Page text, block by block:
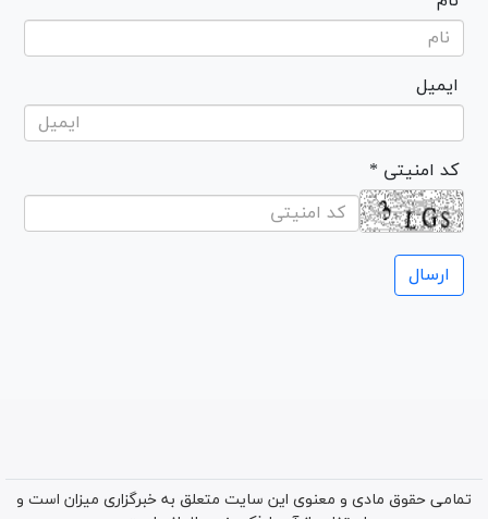
ایمیل
* کد امنیتی
تمامی حقوق مادی و معنوی این سایت متعلق به خبرگزاری میزان است و